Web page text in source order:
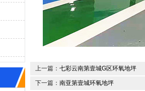
上一篇： 七彩云南第壹城G区环氧地坪
下一篇： 南亚第壹城环氧地坪